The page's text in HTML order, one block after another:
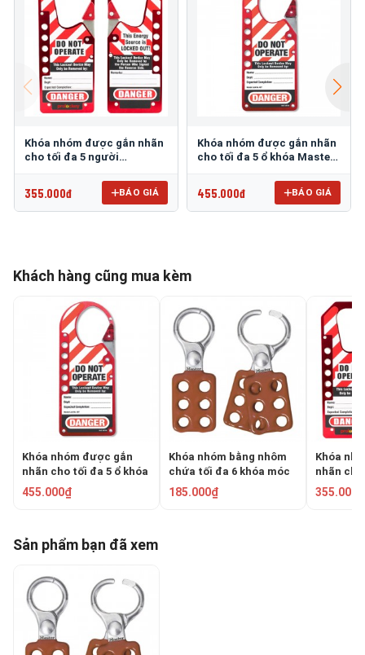
Khóa nhóm được gắn nhãn
cho tối đa 5 người
355.000đ BÁO GIÁ
Khóa nhóm được gắn nhãn
cho tối đa 5 ổ khóa Master
455.000đ BÁO GIÁ
Khách hàng cũng mua kèm
Khóa nhóm được gắn
nhãn cho tối đa 5 ổ khóa
Master Lock 427
455.000₫
Khóa nhóm bằng nhôm
chứa tối đa 6 khóa móc
Master Lock 417
185.000₫
Khóa
nhãn
355.000₫
Sản phẩm bạn đã xem